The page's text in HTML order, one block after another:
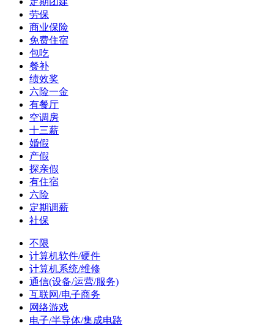
劳保
商业保险
免费住宿
包吃
餐补
绩效奖
六险一金
有餐厅
空调房
十三薪
婚假
产假
探亲假
有住宿
六险
定期调薪
社保
不限
计算机软件/硬件
计算机系统/维修
通信(设备/运营/服务)
互联网/电子商务
网络游戏
电子/半导体/集成电路